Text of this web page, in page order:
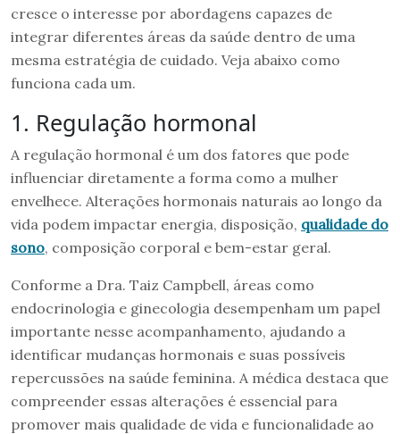
cresce o interesse por abordagens capazes de
integrar diferentes áreas da saúde dentro de uma
mesma estratégia de cuidado. Veja abaixo como
funciona cada um.
1. Regulação hormonal
A regulação hormonal é um dos fatores que pode
influenciar diretamente a forma como a mulher
envelhece. Alterações hormonais naturais ao longo da
vida podem impactar energia, disposição, qualidade do
sono, composição corporal e bem-estar geral.
Conforme a Dra. Taiz Campbell, áreas como
endocrinologia e ginecologia desempenham um papel
importante nesse acompanhamento, ajudando a
identificar mudanças hormonais e suas possíveis
repercussões na saúde feminina. A médica destaca que
compreender essas alterações é essencial para
promover mais qualidade de vida e funcionalidade ao